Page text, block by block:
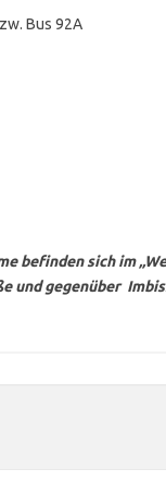
Bus 92A
befinden sich im
gegenüber